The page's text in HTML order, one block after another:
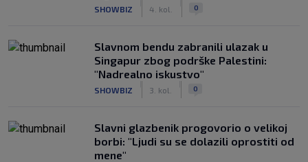
SHOWBIZ 4. kol. 0
Slavnom bendu zabranili ulazak u
Singapur zbog podrške Palestini:
"Nadrealno iskustvo"
SHOWBIZ 3. kol. 0
Slavni glazbenik progovorio o velikoj
borbi: "Ljudi su se dolazili oprostiti od
mene"